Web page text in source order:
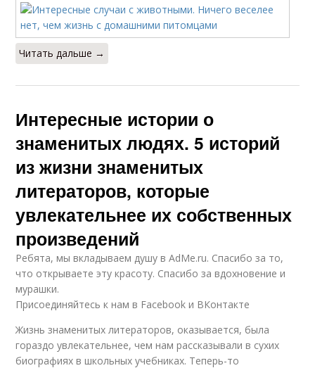
Читать дальше →
Интересные истории о
знаменитых людях. 5 историй
из жизни знаменитых
литераторов, которые
увлекательнее их собственных
произведений
Ребята, мы вкладываем душу в AdMe.ru. Cпасибо за то,
что открываете эту красоту. Спасибо за вдохновение и
мурашки.
Присоединяйтесь к нам в Facebook и ВКонтакте
Жизнь знаменитых литераторов, оказывается, была
гораздо увлекательнее, чем нам рассказывали в сухих
биографиях в школьных учебниках. Теперь-то